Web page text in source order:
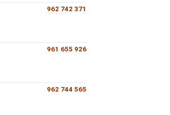
962 742 371
961 655 926
962 744 565